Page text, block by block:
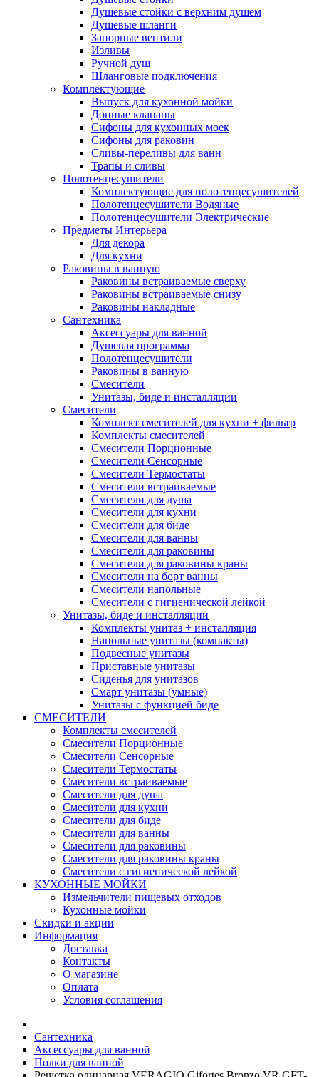
Душевые стойки с верхним душем
Душевые шланги
Запорные вентили
Изливы
Ручной душ
Шланговые подключения
Комплектующие
Выпуск для кухонной мойки
Донные клапаны
Сифоны для кухонных моек
Сифоны для раковин
Сливы-переливы для ванн
Трапы и сливы
Полотенцесушители
Комплектующие для полотенцесушителей
Полотенцесушители Водяные
Полотенцесушители Электрические
Предметы Интерьера
Для декора
Для кухни
Раковины в ванную
Раковины встраиваемые сверху
Раковины встраиваемые снизу
Раковины накладные
Сантехника
Аксессуары для ванной
Душевая программа
Полотенцесушители
Раковины в ванную
Смесители
Унитазы, биде и инсталляции
Смесители
Комплект смесителей для кухни + фильтр
Комплекты смесителей
Смесители Порционные
Смесители Сенсорные
Смесители Термостаты
Смесители встраиваемые
Смесители для душа
Смесители для кухни
Смесители для биде
Смесители для ванны
Смесители для раковины
Смесители для раковины краны
Смесители на борт ванны
Смесители напольные
Смесители с гигиенической лейкой
Унитазы, биде и инсталляции
Комплекты унитаз + инсталляция
Напольные унитазы (компакты)
Подвесные унитазы
Приставные унитазы
Сиденья для унитазов
Смарт унитазы (умные)
Унитазы с функцией биде
СМЕСИТЕЛИ
Комплекты смесителей
Смесители Порционные
Смесители Сенсорные
Смесители Термостаты
Смесители встраиваемые
Смесители для душа
Смесители для кухни
Смесители для биде
Смесители для ванны
Смесители для раковины
Смесители для раковины краны
Смесители с гигиенической лейкой
КУХОННЫЕ МОЙКИ
Измельчители пищевых отходов
Кухонные мойки
Скидки и акции
Информация
Доставка
Контакты
О магазине
Оплата
Условия соглашения
Сантехника
Аксессуары для ванной
Полки для ванной